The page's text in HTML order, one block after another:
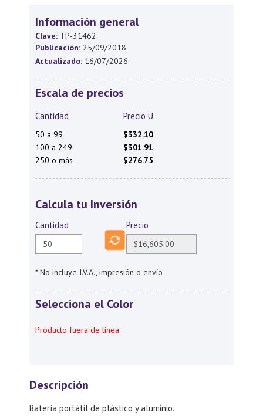
Información general
Clave: TP-31462
Publicación: 25/09/2018
Actualizado: 16/07/2026
Escala de precios
Cantidad Precio U.
50 a 99
$332.10
100 a 249
$301.91
250 o más
$276.75
Calcula tu Inversión
Cantidad Precio
* No incluye I.V.A., impresión o envío
Selecciona el Color
Producto fuera de línea
Descripción
Batería portátil de plástico y aluminio.